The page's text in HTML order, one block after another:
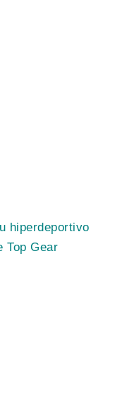
hiperdeportivo
Top Gear